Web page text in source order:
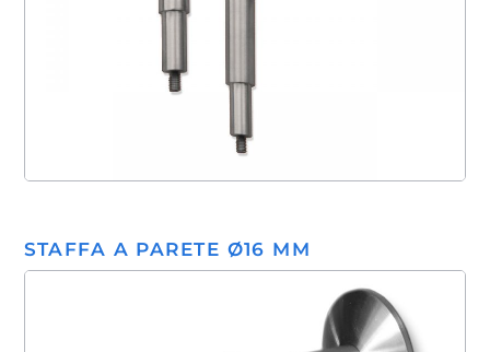
STAFFA A PARETE Ø16 MM